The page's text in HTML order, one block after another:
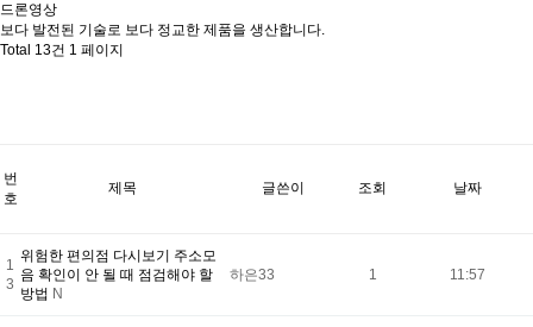
드론영상
보다 발전된 기술로 보다 정교한 제품을 생산합니다.
Total 13건 1 페이지
번
호
제목 글쓴이 조회 날짜
1
3
위험한 편의점 다시보기 주소모
음 확인이 안 될 때 점검해야 할
방법 N
하은33 1 11:57